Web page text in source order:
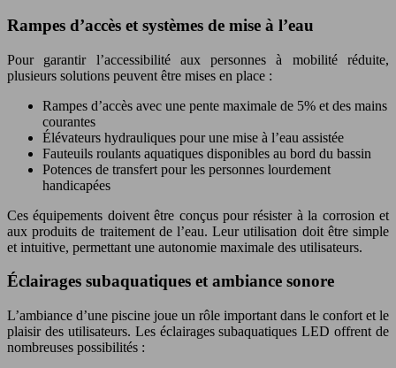
Rampes d’accès et systèmes de mise à l’eau
Pour garantir l’accessibilité aux personnes à mobilité réduite,
plusieurs solutions peuvent être mises en place :
Rampes d’accès avec une pente maximale de 5% et des mains
courantes
Élévateurs hydrauliques pour une mise à l’eau assistée
Fauteuils roulants aquatiques disponibles au bord du bassin
Potences de transfert pour les personnes lourdement
handicapées
Ces équipements doivent être conçus pour résister à la corrosion et
aux produits de traitement de l’eau. Leur utilisation doit être simple
et intuitive, permettant une autonomie maximale des utilisateurs.
Éclairages subaquatiques et ambiance sonore
L’ambiance d’une piscine joue un rôle important dans le confort et le
plaisir des utilisateurs. Les éclairages subaquatiques LED offrent de
nombreuses possibilités :